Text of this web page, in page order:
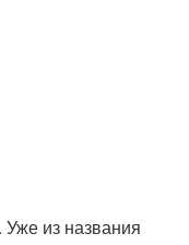
из названия